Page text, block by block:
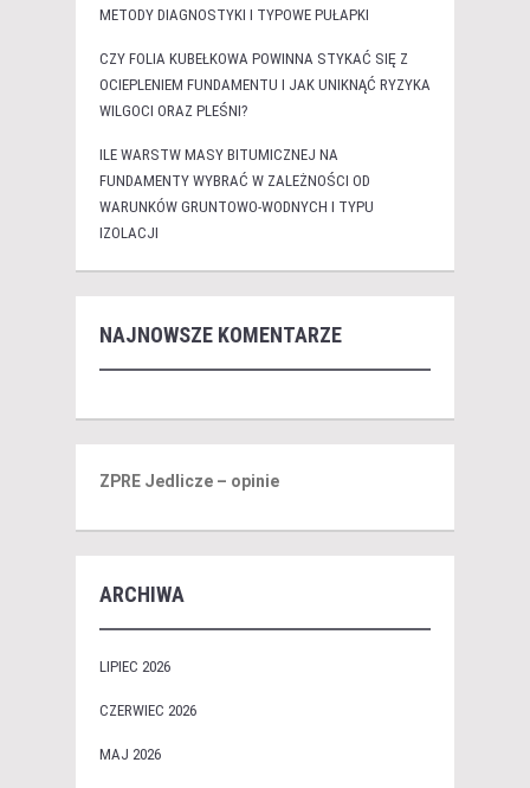
METODY DIAGNOSTYKI I TYPOWE PUŁAPKI
CZY FOLIA KUBEŁKOWA POWINNA STYKAĆ SIĘ Z
OCIEPLENIEM FUNDAMENTU I JAK UNIKNĄĆ RYZYKA
WILGOCI ORAZ PLEŚNI?
ILE WARSTW MASY BITUMICZNEJ NA
FUNDAMENTY WYBRAĆ W ZALEŻNOŚCI OD
WARUNKÓW GRUNTOWO-WODNYCH I TYPU
IZOLACJI
NAJNOWSZE KOMENTARZE
ZPRE Jedlicze – opinie
ARCHIWA
LIPIEC 2026
CZERWIEC 2026
MAJ 2026